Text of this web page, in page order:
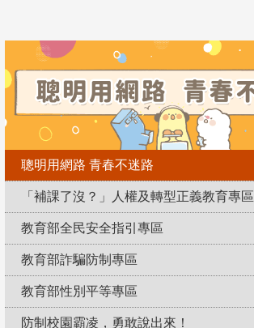
聰明用網路 青春不迷路
「補課了沒？」人權及轉型正義教育專區
教育部全民安全指引專區
教育部詐騙防制專區
教育部性別平等專區
防制校園霸凌，勇敢說出來！